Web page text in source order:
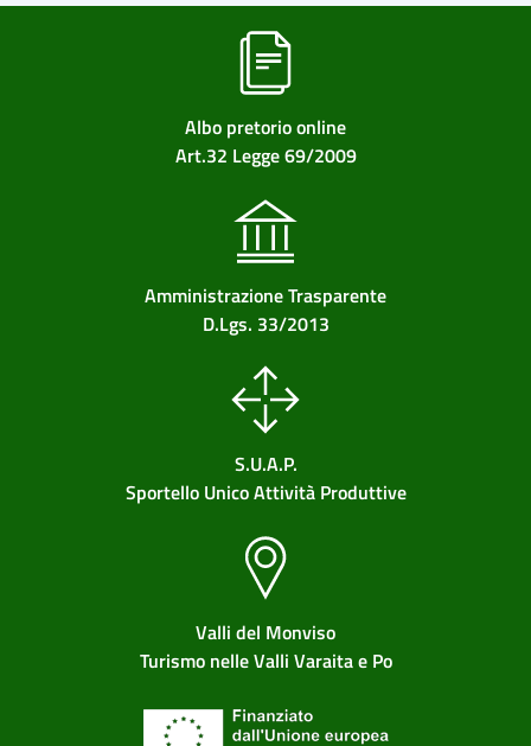
Albo pretorio online
Art.32 Legge 69/2009
Amministrazione Trasparente
D.Lgs. 33/2013
S.U.A.P.
Sportello Unico Attività Produttive
Valli del Monviso
Turismo nelle Valli Varaita e Po